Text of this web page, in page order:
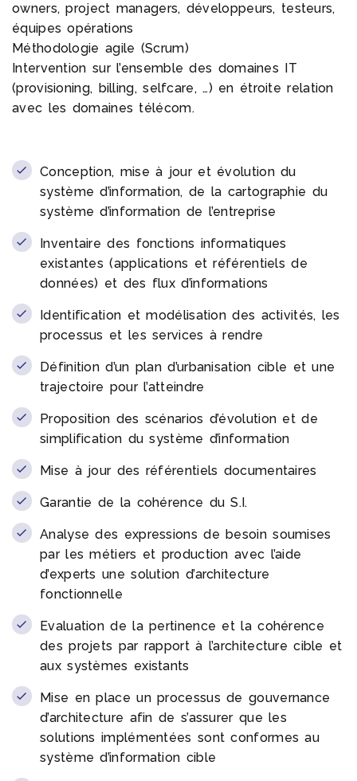
owners, project managers, développeurs, testeurs,
équipes opérations
Méthodologie agile (Scrum)
Intervention sur l’ensemble des domaines IT
(provisioning, billing, selfcare, …) en étroite relation
avec les domaines télécom.
Conception, mise à jour et évolution du
système d’information, de la cartographie du
système d’information de l’entreprise
Inventaire des fonctions informatiques
existantes (applications et référentiels de
données) et des flux d’informations
Identification et modélisation des activités, les
processus et les services à rendre
Définition d’un plan d’urbanisation cible et une
trajectoire pour l’atteindre
Proposition des scénarios d’évolution et de
simplification du système d’information
Mise à jour des référentiels documentaires
Garantie de la cohérence du S.I.
Analyse des expressions de besoin soumises
par les métiers et production avec l’aide
d’experts une solution d’architecture
fonctionnelle
Evaluation de la pertinence et la cohérence
des projets par rapport à l’architecture cible et
aux systèmes existants
Mise en place un processus de gouvernance
d’architecture afin de s’assurer que les
solutions implémentées sont conformes au
système d’information cible